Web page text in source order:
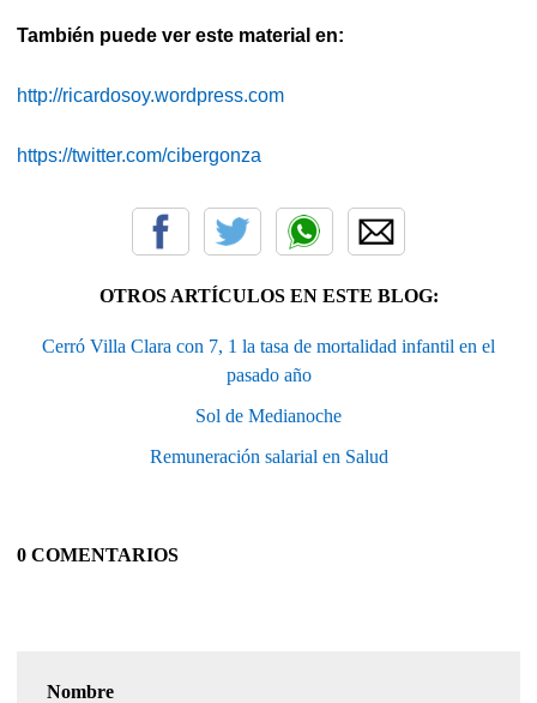
También puede ver este material en:
http://ricardosoy.wordpress.com
https://twitter.com/cibergonza
OTROS ARTÍCULOS EN ESTE BLOG:
Cerró Villa Clara con 7, 1 la tasa de mortalidad infantil en el
pasado año
Sol de Medianoche
Remuneración salarial en Salud
0 COMENTARIOS
Nombre